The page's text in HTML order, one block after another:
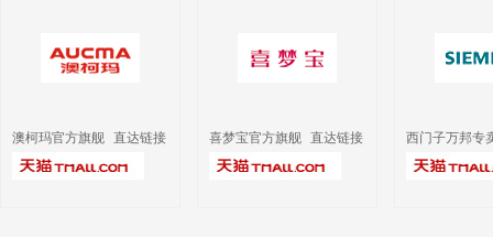
澳柯玛官方旗舰
店
直达链接
喜梦宝官方旗舰
店
直达链接
西门子万邦专
店